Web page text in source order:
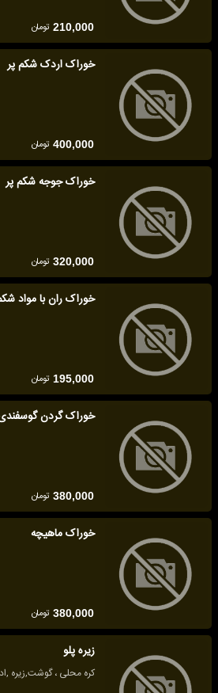
210,000 تومان
خوراک اردک شکم پر
400,000 تومان
خوراک جوجه شکم پر
320,000 تومان
خوراک ران با مواد
195,000 تومان
خوراک گردن
380,000 تومان
خوراک ماهیچه
380,000 تومان
زیره پلو
کره محلی ،